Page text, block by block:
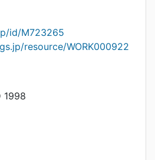
id/M723265
resource/WORK000922
1998